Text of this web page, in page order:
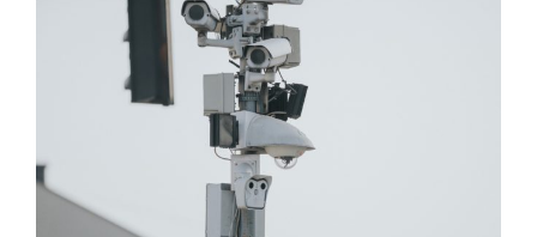
ВИДЕО
АВАРИИ